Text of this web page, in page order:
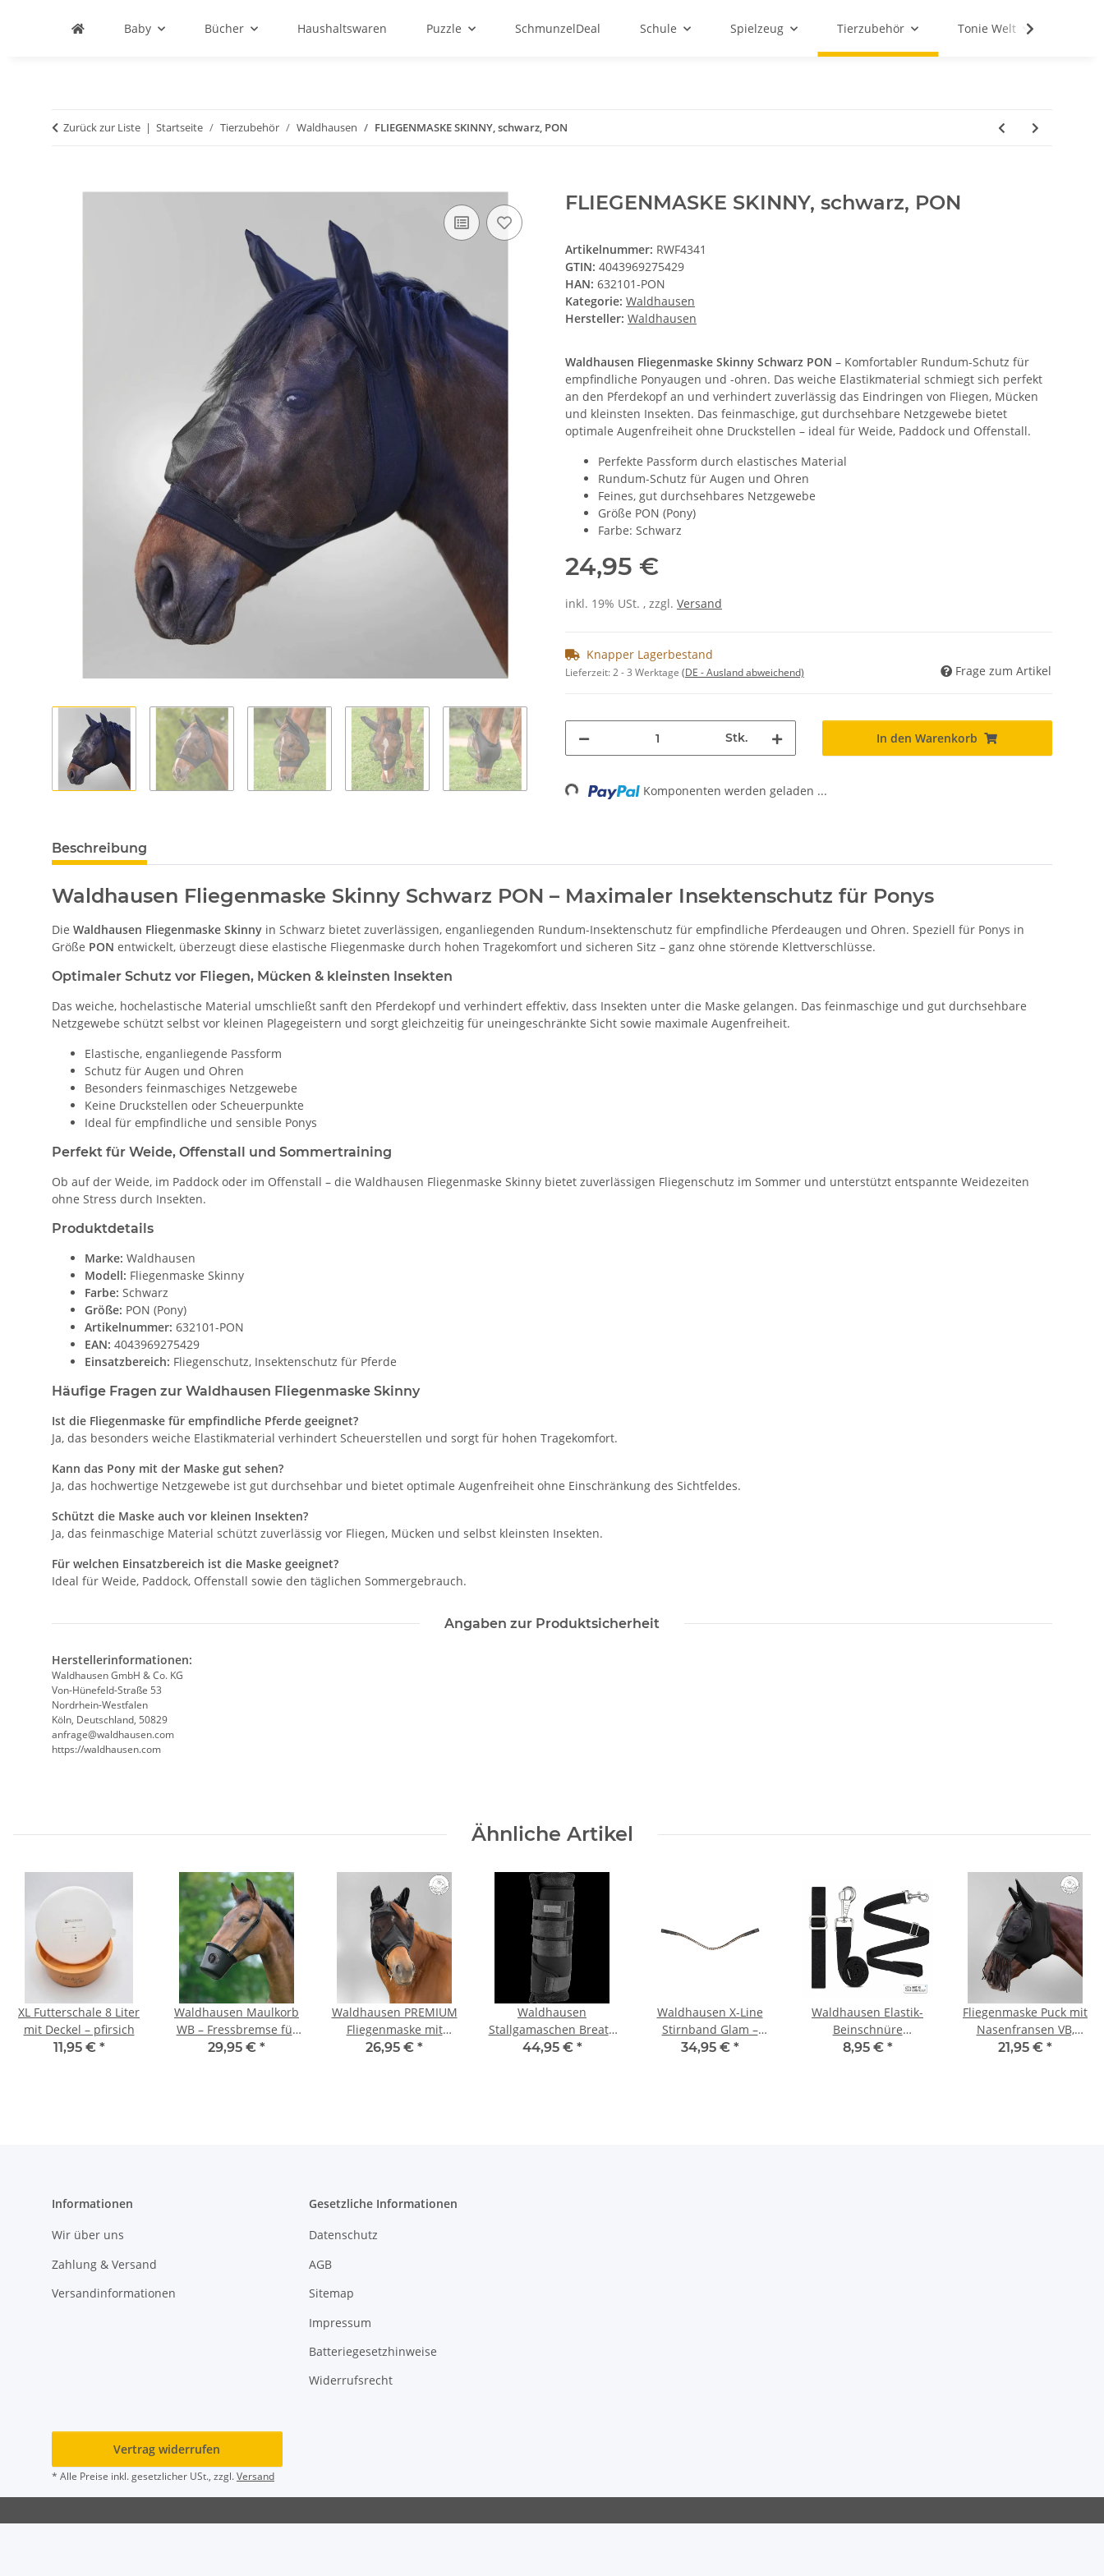
Baby Bücher Haushaltswaren Puzzle SchmunzelDeal Schule Spielzeug Tierzubehör Tonie Welt
Zurück zur Liste Startseite Tierzubehör Waldhausen FLIEGENMASKE SKINNY, schwarz, PON
FLIEGENMASKE SKINNY, schwarz, PON
Artikelnummer: RWF4341
GTIN: 4043969275429
HAN: 632101-PON
Kategorie: Waldhausen
Hersteller: Waldhausen
Waldhausen Fliegenmaske Skinny Schwarz PON – Komfortabler Rundum-Schutz für
empfindliche Ponyaugen und -ohren. Das weiche Elastikmaterial schmiegt sich perfekt
an den Pferdekopf an und verhindert zuverlässig das Eindringen von Fliegen, Mücken
und kleinsten Insekten. Das feinmaschige, gut durchsehbare Netzgewebe bietet
optimale Augenfreiheit ohne Druckstellen – ideal für Weide, Paddock und Offenstall.
Perfekte Passform durch elastisches Material
Rundum-Schutz für Augen und Ohren
Feines, gut durchsehbares Netzgewebe
Größe PON (Pony)
Farbe: Schwarz
24,95 €
inkl. 19% USt. , zzgl. Versand
Knapper Lagerbestand
Lieferzeit:2 - 3 Werktage (DE - Ausland abweichend) Frage zum Artikel
Stk. In den Warenkorb
Loading... Komponenten werden geladen ...
Beschreibung
Waldhausen Fliegenmaske Skinny Schwarz PON – Maximaler Insektenschutz für Ponys
Die Waldhausen Fliegenmaske Skinny in Schwarz bietet zuverlässigen, enganliegenden Rundum-Insektenschutz für empfindliche Pferdeaugen und Ohren. Speziell für Ponys in
Größe PON entwickelt, überzeugt diese elastische Fliegenmaske durch hohen Tragekomfort und sicheren Sitz – ganz ohne störende Klettverschlüsse.
Optimaler Schutz vor Fliegen, Mücken & kleinsten Insekten
Das weiche, hochelastische Material umschließt sanft den Pferdekopf und verhindert effektiv, dass Insekten unter die Maske gelangen. Das feinmaschige und gut durchsehbare
Netzgewebe schützt selbst vor kleinen Plagegeistern und sorgt gleichzeitig für uneingeschränkte Sicht sowie maximale Augenfreiheit.
Elastische, enganliegende Passform
Schutz für Augen und Ohren
Besonders feinmaschiges Netzgewebe
Keine Druckstellen oder Scheuerpunkte
Ideal für empfindliche und sensible Ponys
Perfekt für Weide, Offenstall und Sommertraining
Ob auf der Weide, im Paddock oder im Offenstall – die Waldhausen Fliegenmaske Skinny bietet zuverlässigen Fliegenschutz im Sommer und unterstützt entspannte Weidezeiten
ohne Stress durch Insekten.
Produktdetails
Marke: Waldhausen
Modell: Fliegenmaske Skinny
Farbe: Schwarz
Größe: PON (Pony)
Artikelnummer: 632101-PON
EAN: 4043969275429
Einsatzbereich: Fliegenschutz, Insektenschutz für Pferde
Häufige Fragen zur Waldhausen Fliegenmaske Skinny
Ist die Fliegenmaske für empfindliche Pferde geeignet?
Ja, das besonders weiche Elastikmaterial verhindert Scheuerstellen und sorgt für hohen Tragekomfort.
Kann das Pony mit der Maske gut sehen?
Ja, das hochwertige Netzgewebe ist gut durchsehbar und bietet optimale Augenfreiheit ohne Einschränkung des Sichtfeldes.
Schützt die Maske auch vor kleinen Insekten?
Ja, das feinmaschige Material schützt zuverlässig vor Fliegen, Mücken und selbst kleinsten Insekten.
Für welchen Einsatzbereich ist die Maske geeignet?
Ideal für Weide, Paddock, Offenstall sowie den täglichen Sommergebrauch.
Angaben zur Produktsicherheit
Herstellerinformationen:
Waldhausen GmbH & Co. KG
Von-Hünefeld-Straße 53
Nordrhein-Westfalen
Köln, Deutschland, 50829
anfrage@waldhausen.com
https://waldhausen.com
Ähnliche Artikel
XL Futterschale 8 Liter
mit Deckel – pfirsich
11,95 € *
Waldhausen Maulkorb
WB – Fressbremse für
Pferde
29,95 € *
Waldhausen PREMIUM
Fliegenmaske mit
Ohrenschutz Schwarz
26,95 € *
Waldhausen
Stallgamaschen Breath
schwarz M
44,95 € *
Waldhausen X-Line
Stirnband Glam –
schwarz/pfirsich (WB)
34,95 € *
Waldhausen Elastik-
Beinschnüre
verstellbar Paar mit
8,95 € *
Fliegenmaske Puck mit
Nasenfransen VB,
schwarz
21,95 € *
Informationen
Wir über uns
Zahlung & Versand
Versandinformationen
Gesetzliche Informationen
Datenschutz
AGB
Sitemap
Impressum
Batteriegesetzhinweise
Widerrufsrecht
Vertrag widerrufen
* Alle Preise inkl. gesetzlicher USt., zzgl.Versand